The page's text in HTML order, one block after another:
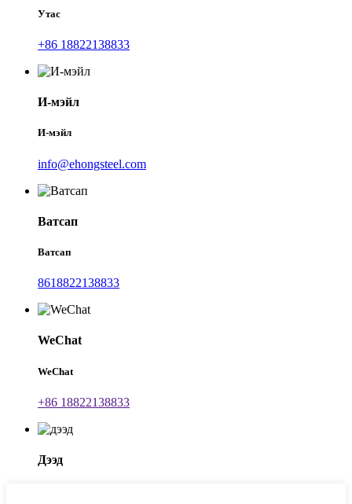
Утас
+86 18822138833
И-мэйл
И-мэйл
info@ehongsteel.com
Ватсап
Ватсап
8618822138833
WeChat
WeChat
+86 18822138833
Дээд